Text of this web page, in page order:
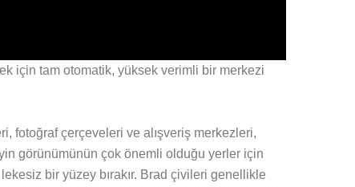
için tam otomatik, yüksek verimli bir merkezi
fotoğraf çerçeveleri ve alışveriş merkezleri,
görünümünün çok önemli olduğu yerler için
bir yüzey bırakır. Brad çivileri genellikle